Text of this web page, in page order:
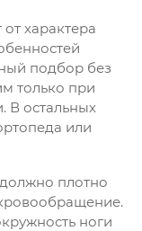
характера
подбор без
только при
В остальных
или
плотно
ноги